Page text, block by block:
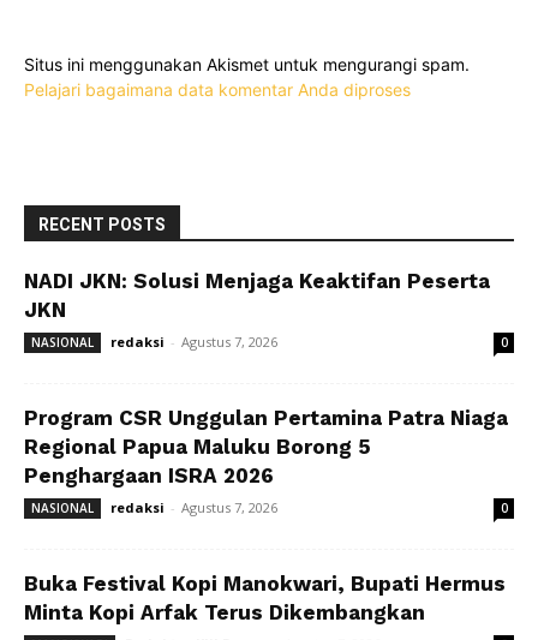
Situs ini menggunakan Akismet untuk mengurangi spam.
Pelajari bagaimana data komentar Anda diproses
RECENT POSTS
NADI JKN: Solusi Menjaga Keaktifan Peserta
JKN
NASIONAL redaksi - Agustus 7, 2026 0
Program CSR Unggulan Pertamina Patra Niaga
Regional Papua Maluku Borong 5
Penghargaan ISRA 2026
NASIONAL redaksi - Agustus 7, 2026 0
Buka Festival Kopi Manokwari, Bupati Hermus
Minta Kopi Arfak Terus Dikembangkan